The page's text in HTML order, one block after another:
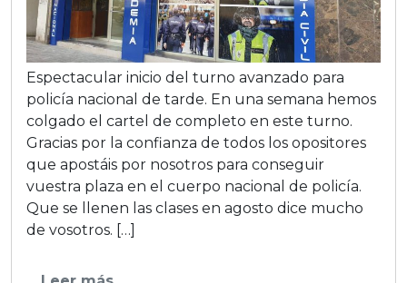
Espectacular inicio del turno avanzado para
policí­a nacional de tarde. En una semana hemos
colgado el cartel de completo en este turno.
Gracias por la confianza de todos los opositores
que apostáis por nosotros para conseguir
vuestra plaza en el cuerpo nacional de policí­a.
Que se llenen las clases en agosto dice mucho
de vosotros. […]